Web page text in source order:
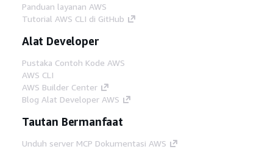
Panduan layanan AWS
Tutorial AWS CLI di GitHub
Alat Developer
Pustaka Contoh Kode AWS
AWS CLI
AWS Builder Center
Blog Alat Developer AWS
Tautan Bermanfaat
Unduh server MCP Dokumentasi AWS